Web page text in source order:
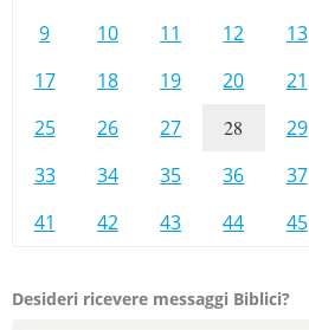
9
10 11 12 13
17
18 19 20 21
25
26 27 28 29
33
34 35 36 37
41
42 43 44 45
Desideri ricevere messaggi Biblici?